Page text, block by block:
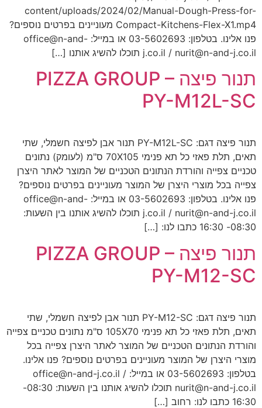
content/uploads/2024/02/Manual-Dough-Press-for-
Compact-Kitchens-Flex-X1.mp4 מעוניינים בפרטים נוספים?
פנו אלינו. בטלפון: 03-5602693 או במייל: office@n-and-
j.co.il / nurit@n-and-j.co.il תוכלו להשיג אותנו […]
תנור פיצה PIZZA GROUP –
PY-M12L-SC
תנור פיצה דגם: PY-M12L-SC תנור אבן לפיצה חשמלי, שתי
תאים, תלת פאזי כל תא פנימי 70X105 ס"מ (לעומק) נתונים
טכניים צפייה והורדת הנתונים הטכניים של המוצר לאתר היצרן
צפייה בכל מוצרי היצרן של המוצר מעוניינים בפרטים נוספים?
פנו אלינו. בטלפון: 03-5602693 או במייל: office@n-and-
j.co.il / nurit@n-and-j.co.il תוכלו להשיג אותנו בין השעות:
08:30- 16:30 כתבו לנו: […]
תנור פיצה PIZZA GROUP –
PY-M12-SC
תנור פיצה דגם: PY-M12-SC תנור אבן לפיצה חשמלי, שתי
תאים, תלת פאזי כל תא פנימי 105X70 ס"מ נתונים טכניים צפייה
והורדת הנתונים הטכניים של המוצר לאתר היצרן צפייה בכל
מוצרי היצרן של המוצר מעוניינים בפרטים נוספים? פנו אלינו.
בטלפון: 03-5602693 או במייל: office@n-and-j.co.il /
nurit@n-and-j.co.il תוכלו להשיג אותנו בין השעות: 08:30-
16:30 כתבו לנו: רחוב […]